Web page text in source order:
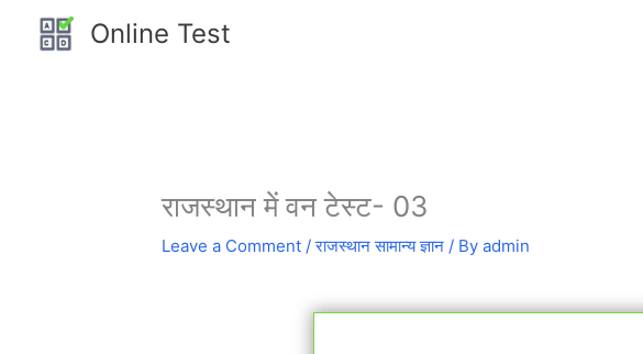
Online Test
राजस्थान में वन टेस्ट- 03
Leave a Comment /राजस्थान सामान्य ज्ञान / Byadmin